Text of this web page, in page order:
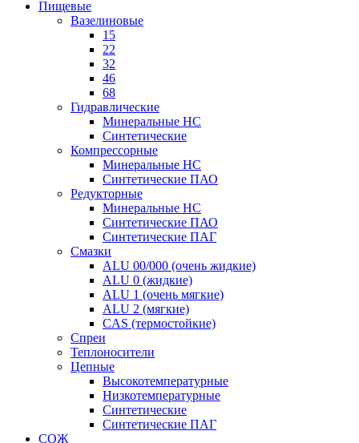
Пищевые
Вазелиновые
15
22
32
46
68
Гидравлические
Минеральные HC
Синтетические
Компрессорные
Минеральные HC
Синтетические ПАО
Редукторные
Минеральные HC
Синтетические ПАО
Синтетические ПАГ
Смазки
ALU 00/000 (очень жидкие)
ALU 0 (жидкие)
ALU 1 (очень мягкие)
ALU 2 (мягкие)
CAS (термостойкие)
Спреи
Теплоносители
Цепные
Высокотемпературные
Низкотемпературные
Синтетические
Синтетические ПАГ
СОЖ